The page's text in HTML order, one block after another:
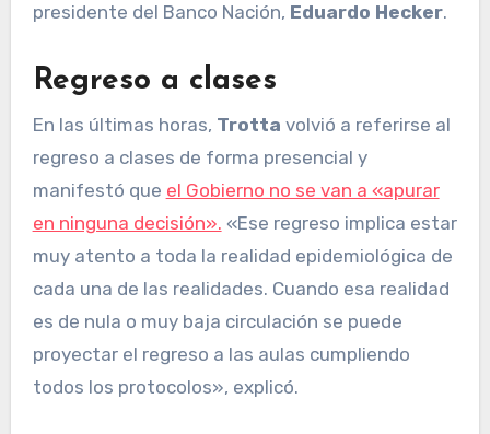
presidente del Banco Nación, Eduardo Hecker.
Regreso a clases
En las últimas horas, Trotta volvió a referirse al
regreso a clases de forma presencial y
manifestó que el Gobierno no se van a «apurar
en ninguna decisión». «Ese regreso implica estar
muy atento a toda la realidad epidemiológica de
cada una de las realidades. Cuando esa realidad
es de nula o muy baja circulación se puede
proyectar el regreso a las aulas cumpliendo
todos los protocolos», explicó.